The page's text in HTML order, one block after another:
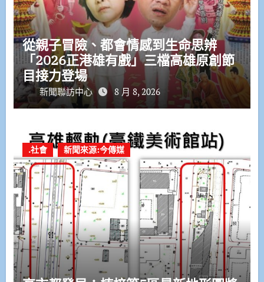
從親子冒險、都會情感到生命思辨
「2026正港雄有戲」三檔高雄原創節
目接力登場
新聞聯訪中心 8 月 8, 2026
.社會 新聞來源:今傳媒